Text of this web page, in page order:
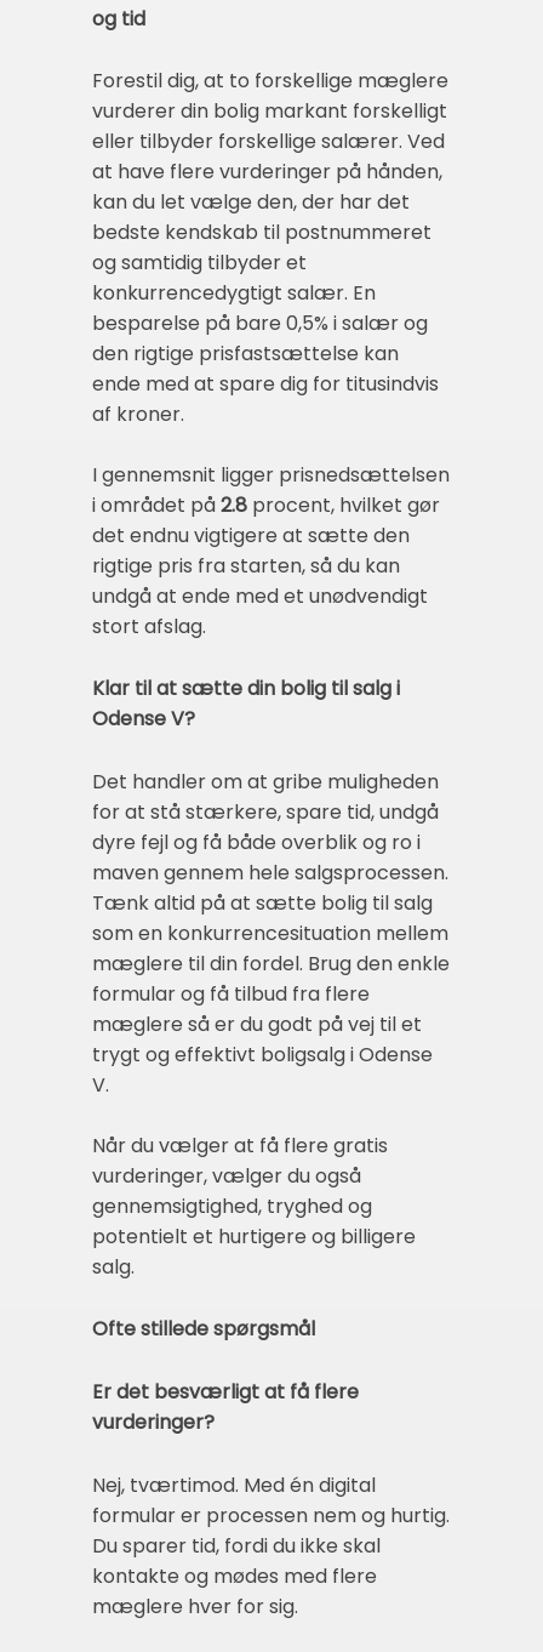
og tid
Forestil dig, at to forskellige mæglere
vurderer din bolig markant forskelligt
eller tilbyder forskellige salærer. Ved
at have flere vurderinger på hånden,
kan du let vælge den, der har det
bedste kendskab til postnummeret
og samtidig tilbyder et
konkurrencedygtigt salær. En
besparelse på bare 0,5% i salær og
den rigtige prisfastsættelse kan
ende med at spare dig for titusindvis
af kroner.
I gennemsnit ligger prisnedsættelsen
i området på2.8 procent, hvilket gør
det endnu vigtigere at sætte den
rigtige pris fra starten, så du kan
undgå at ende med et unødvendigt
stort afslag.
Klar til at sætte din bolig til salg i
Odense V?
Det handler om at gribe muligheden
for at stå stærkere, spare tid, undgå
dyre fejl og få både overblik og ro i
maven gennem hele salgsprocessen.
Tænk altid på at sætte bolig til salg
som en konkurrencesituation mellem
mæglere til din fordel. Brug den enkle
formular og få tilbud fra flere
mæglere så er du godt på vej til et
trygt og effektivt boligsalg i Odense
V.
Når du vælger at få flere gratis
vurderinger, vælger du også
gennemsigtighed, tryghed og
potentielt et hurtigere og billigere
salg.
Ofte stillede spørgsmål
Er det besværligt at få flere
vurderinger?
Nej, tværtimod. Med én digital
formular er processen nem og hurtig.
Du sparer tid, fordi du ikke skal
kontakte og mødes med flere
mæglere hver for sig.